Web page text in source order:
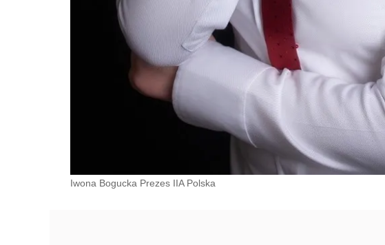
Iwona Bogucka Prezes IIA Polska